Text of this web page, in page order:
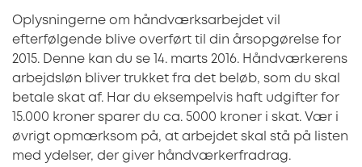
Oplysningerne om håndværksarbejdet vil
efterfølgende blive overført til din årsopgørelse for
2015. Denne kan du se 14. marts 2016. Håndværkerens
arbejdsløn bliver trukket fra det beløb, som du skal
betale skat af. Har du eksempelvis haft udgifter for
15.000 kroner sparer du ca. 5000 kroner i skat. Vær i
øvrigt opmærksom på, at arbejdet skal stå på listen
med ydelser, der giver håndværkerfradrag.